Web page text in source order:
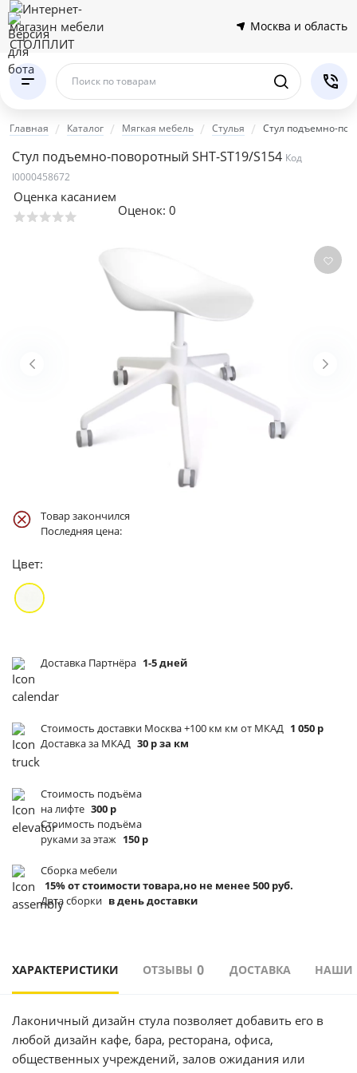
Москва и область
Поиск по товарам
Главная Каталог Мягкая мебель Стулья Стул подъемно-
Стул подъемно-поворотный SHT-ST19/S154 Код
I0000458672
Оценка касанием
Оценок: 0
Товар закончился
Последняя цена:
Цвет:
Доставка Партнёра 1-5 дней
Стоимость доставки Москва +100 км км от МКАД 1 050 р
Доставка за МКАД 30 р за км
Стоимость подъёма
на лифте 300 р
Стоимость подъёма
руками за этаж 150 р
Сборка мебели
15% от стоимости товара,но не менее 500 руб.
Дата сборки в день доставки
ХАРАКТЕРИСТИКИ ОТЗЫВЫ 0 ДОСТАВКА НАШИ
Лаконичный дизайн cтула позволяет добавить его в
любой дизайн кафе, бара, ресторана, офиса,
общественных учреждений, залов ожидания или